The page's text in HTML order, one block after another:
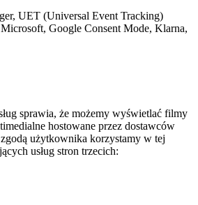
UET (Universal Event Tracking)
Google Consent Mode, Klarna,
sprawia, że możemy wyświetlać filmy
hostowane przez dostawców
użytkownika korzystamy w tej
usług stron trzecich: